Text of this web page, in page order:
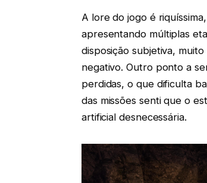
A lore do jogo é
apresentando múltiplas
disposição subjetiva,
negativo. Outro ponto a
perdidas, o que dificulta
das missões senti que o
artificial desnecessária.